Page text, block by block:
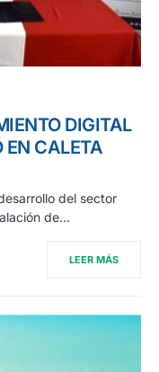
DIGITAL
EN CALETA
del sector
de…
LEER MÁS